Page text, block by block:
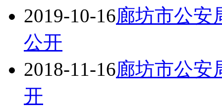
2019-10-16廊坊市公安
公开
2018-11-16廊坊市公安
开